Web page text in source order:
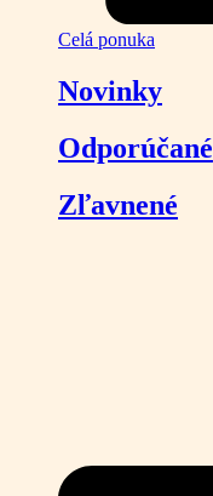
Celá ponuka
Novinky
Odporúčané
Zľavnené